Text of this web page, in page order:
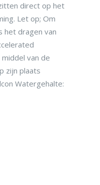
direct op het
Let op; Om
het dragen van
van de
zijn plaats
Watergehalte: